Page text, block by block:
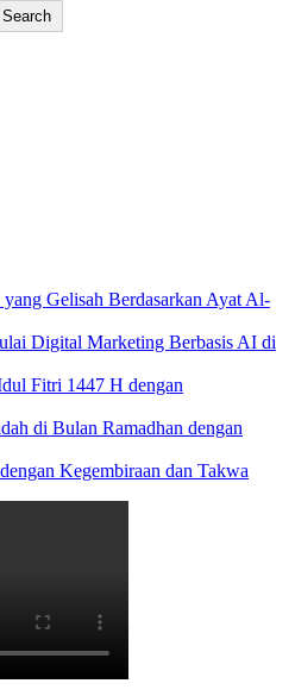
Search
Gelisah Berdasarkan Ayat Al-
Digital Marketing Berbasis AI di
Fitri 1447 H dengan
di Bulan Ramadhan dengan
Kegembiraan dan Takwa